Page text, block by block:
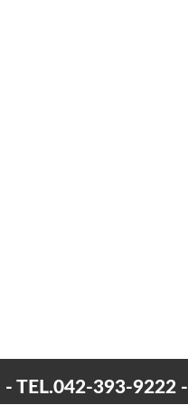
- TEL.042-393-9222-